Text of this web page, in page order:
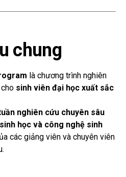
chung
là chương trình nghiên
sinh viên đại học xuất sắc
nghiên cứu chuyên sâu
học và công nghệ sinh
các giảng viên và chuyên viên